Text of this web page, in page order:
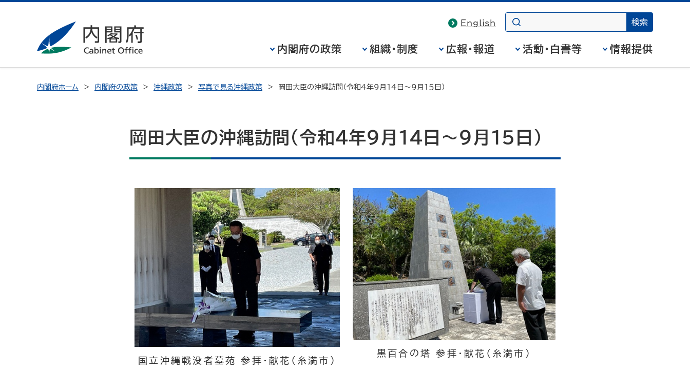
English
内閣府の政策 組織・制度 広報・報道 活動・白書等 情報提供
内閣府ホーム 内閣府の政策 沖縄政策 写真で見る沖縄政策 岡田大臣の沖縄訪問（令和４年９月１４日～９月１５日）
岡田大臣の沖縄訪問（令和４年９月１４日～９月１５日）
国立沖縄戦没者墓苑 参拝・献花（糸満市）
黒百合の塔 参拝・献花（糸満市）